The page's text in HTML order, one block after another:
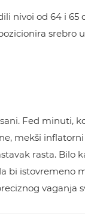
nivoi od 64 i
Fed minuti,
mekši
rasta. Bilo
istovremeno
vaganja